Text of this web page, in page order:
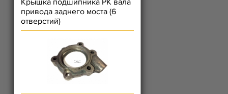
Крышка подшипника РК вала
привода заднего моста (6
отверстий)